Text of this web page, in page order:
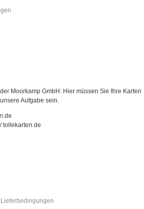
Moorkamp GmbH: Hier müssen Sie Ihre Karten
Aufgabe sein.
tollekarten.de